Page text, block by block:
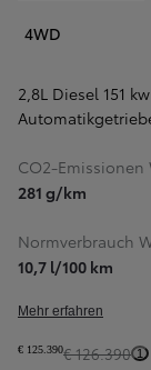
4WD
2,8L Diesel 151
CO2-Emissionen
281 g/km
Normverbrauch
10,7 l/100 km
Mehr erfahren
€ 125.390€ 126.390 1